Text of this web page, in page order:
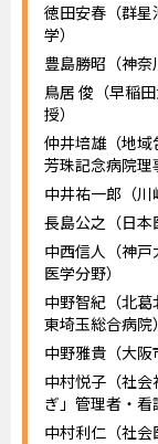
徳田安春（群
学）
豊島勝昭（神奈
鳥居 俊（早稲
授）
仲井培雄（地
芳珠記念病院理
中井祐一郎（川
長島公之（日本
中西信人（神
医学分野）
中野智紀（北葛
東埼玉総合病院）
中野雅貴（大阪
中村悦子（社
ぎ」管理者・看
中村利仁（社会